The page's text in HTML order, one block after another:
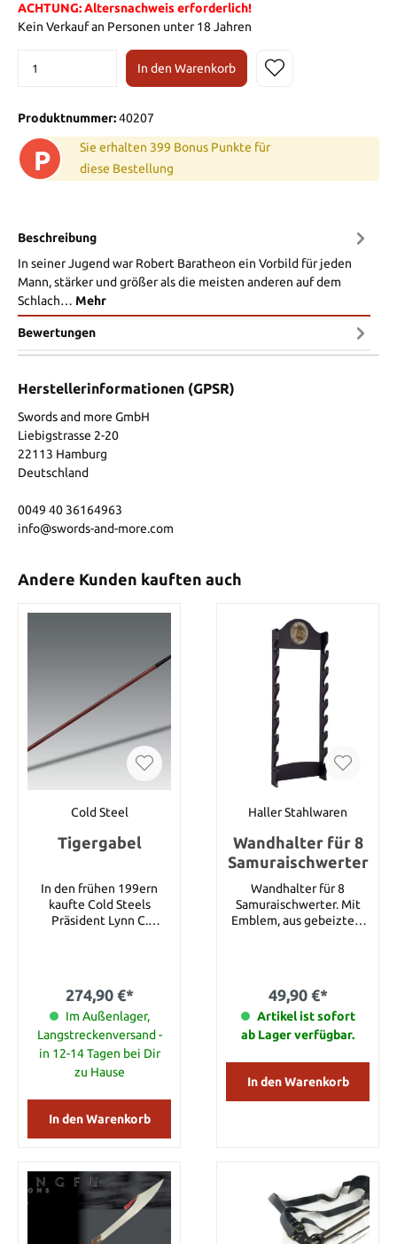
ACHTUNG: Altersnachweis erforderlich!
Kein Verkauf an Personen unter 18 Jahren
In den Warenkorb
Produktnummer:40207
P
Sie erhalten 399 Bonus Punkte für
diese Bestellung
Beschreibung
In seiner Jugend war Robert Baratheon ein Vorbild für jeden
Mann, stärker und größer als die meisten anderen auf dem
Schlach… Mehr
Bewertungen
Herstellerinformationen (GPSR)
Swords and more GmbH
Liebigstrasse 2-20
22113 Hamburg
Deutschland
0049 40 36164963
info@swords-and-more.com
Andere Kunden kauften auch
Cold Steel
Tigergabel
In den frühen 199ern
kaufte Cold Steels
Präsident Lynn C.
hat sie mit einem alten
Rattanstab ausgestattet
und trainiert seitdem
damit. Lynn liest gerne
Jagderzählungen in
historischen
mehrere Geschichten
über chinesische Jäger
riesigen, gegabelten
Werkzeuge benutzen, um
Großkatzen zu fangen
und zu töten. Er hatte
auch das Vergnügen, mit
chinesischen
274,90 €*
Im Außenlager,
Langstreckenversand -
in 12-14 Tagen bei Dir
zu Hause
In den Warenkorb
Haller Stahlwaren
Wandhalter für 8
Samuraischwerter
Wandhalter für 8
Samuraischwerter. Mit
Emblem, aus gebeiztem
49,90 €*
Artikel ist sofort
ab Lager verfügbar.
In den Warenkorb